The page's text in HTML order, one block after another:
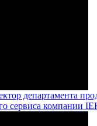
департамента
сервиса компании